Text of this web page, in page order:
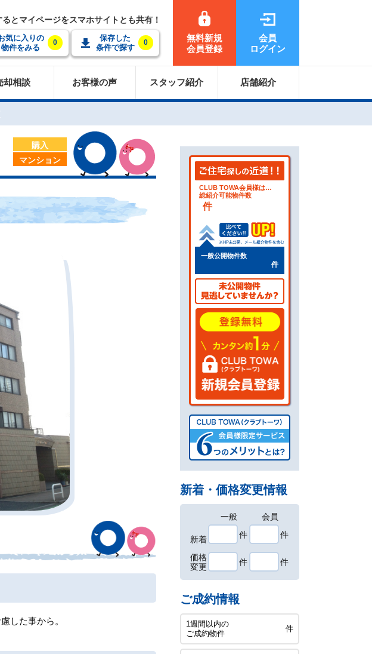
とマイページをスマホサイトとも共有！
気に入りの
物件をみる
0
保存した
条件で探す
0
無料新規
会員登録
会員
ログイン
却相談 お客様の声 スタッフ紹介 店舗紹介
購入
マンション
した事から。
CLUB TOWA会員様は…
総紹介可能物件数
件
一般公開物件数
件
新着・価格変更情報
一般 会員
新着
件 件
価格
変更
件 件
ご成約情報
1週間以内の
ご成約物件
件